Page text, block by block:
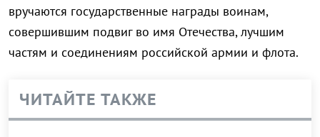
вручаются государственные награды воинам,
совершившим подвиг во имя Отечества, лучшим
частям и соединениям российской армии и флота.
ЧИТАЙТЕ ТАКЖЕ